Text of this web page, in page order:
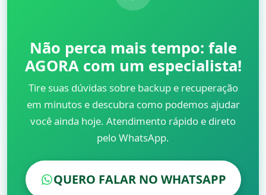
Não perca mais tempo: fale
AGORA com um especialista!
Tire suas dúvidas sobre backup e recuperação
em minutos e descubra como podemos ajudar
você ainda hoje. Atendimento rápido e direto
pelo WhatsApp.
QUERO FALAR NO WHATSAPP